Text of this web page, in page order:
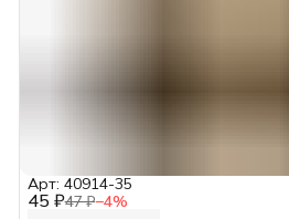
45 ₽47 ₽−4%
Арт: 40914-35